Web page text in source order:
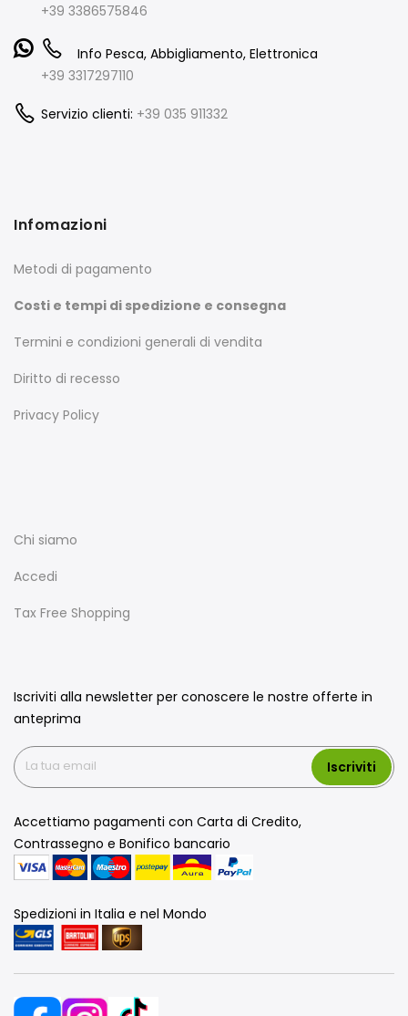
+39 3386575846
Info Pesca, Abbigliamento, Elettronica
+39 3317297110
Servizio clienti: +39 035 911332
Infomazioni
Metodi di pagamento
Costi e tempi di spedizione e consegna
Termini e condizioni generali di vendita
Diritto di recesso
Privacy Policy
Chi siamo
Accedi
Tax Free Shopping
Iscriviti alla newsletter per conoscere le nostre offerte in
anteprima
Iscriviti
Accettiamo pagamenti con Carta di Credito,
Contrassegno e Bonifico bancario
Spedizioni in Italia e nel Mondo